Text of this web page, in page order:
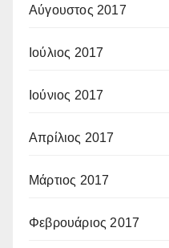
Αύγουστος 2017
Ιούλιος 2017
Ιούνιος 2017
Απρίλιος 2017
Μάρτιος 2017
Φεβρουάριος 2017